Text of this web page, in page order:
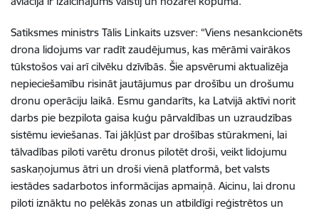
Satiksmes ministrs Tālis Linkaits uzsver: “Viens nesankcionēts
drona lidojums var radīt zaudējumus, kas mērāmi vairākos
tūkstošos vai arī cilvēku dzīvībās. Šie apsvērumi aktualizēja
nepieciešamību risināt jautājumus par drošību un drošumu
dronu operāciju laikā. Esmu gandarīts, ka Latvijā aktīvi norit
darbs pie bezpilota gaisa kuģu pārvaldības un uzraudzības
sistēmu ieviešanas. Tai jākļūst par drošības stūrakmeni, lai
tālvadības piloti varētu dronus pilotēt droši, veikt lidojumu
saskaņojumus ātri un droši vienā platformā, bet valsts
iestādes sadarbotos informācijas apmaiņā. Aicinu, lai dronu
piloti iznāktu no pelēkās zonas un atbildīgi reģistrētos un